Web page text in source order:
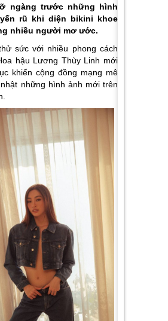
ngàng trước những hình
rũ khi diện bikini khoe
nhiều người mơ ước.
sức với nhiều phong cách
hậu Lương Thùy Linh mới
khiến cộng đồng mạng mê
những hình ảnh mới trên